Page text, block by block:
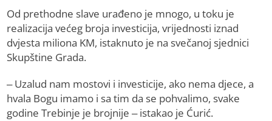
Od prethodne slave urađeno je mnogo, u toku je
realizacija većeg broja investicija, vrijednosti iznad
dvjesta miliona KM, istaknuto je na svečanoj sjednici
Skupštine Grada.
– Uzalud nam mostovi i investicije, ako nema djece, a
hvala Bogu imamo i sa tim da se pohvalimo, svake
godine Trebinje je brojnije – istakao je Ćurić.